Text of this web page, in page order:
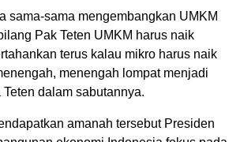
sama-sama mengembangkan UMKM
Pak Teten UMKM harus naik
terus kalau mikro harus naik
menengah lompat menjadi
Teten dalam sabutannya.
amanah tersebut Presiden